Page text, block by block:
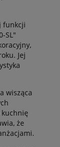
funkcji
SL"
Jej
wisząca
że